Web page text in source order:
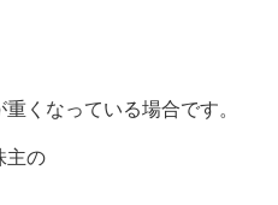
なっている場合です。
の